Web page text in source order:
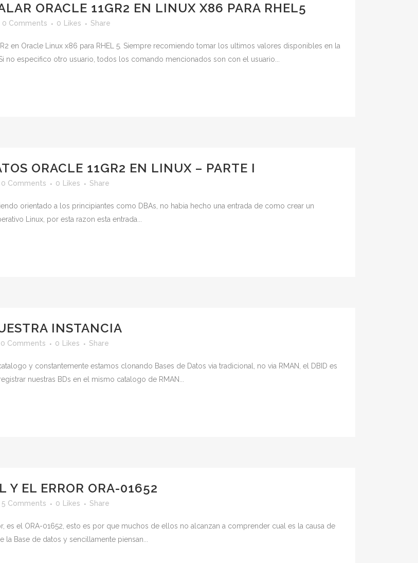
ORACLE 11GR2 EN LINUX X86 PARA RHEL5
0 Comments 0 Likes Share
en Oracle Linux x86 para RHEL 5. Siempre recomiendo tomar los ultimos valores disponibles en la
especifico otro usuario, todos los comando mencionados son con el usuario...
ORACLE 11GR2 EN LINUX – PARTE I
0 Comments 0 Likes Share
orientado a los principiantes como DBAs, no habia hecho una entrada de como crear un
Linux, por esta razon esta entrada...
INSTANCIA
0 Comments 0 Likes Share
y constantemente estamos clonando Bases de Datos via tradicional, no via RMAN, el DBID es
nuestras BDs en el mismo catalogo de RMAN...
Y EL ERROR ORA-01652
5 Comments 0 Likes Share
el ORA-01652, esto es por que muchos de ellos no alcanzan a comprender cual es la causa de
Base de datos y sencillamente piensan...